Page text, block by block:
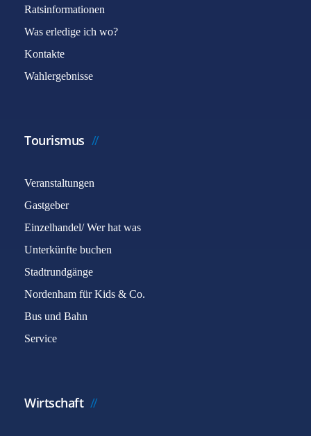
Ratsinformationen
Was erledige ich wo?
Kontakte
Wahlergebnisse
Tourismus
Veranstaltungen
Gastgeber
Einzelhandel/ Wer hat was
Unterkünfte buchen
Stadtrundgänge
Nordenham für Kids & Co.
Bus und Bahn
Service
Wirtschaft